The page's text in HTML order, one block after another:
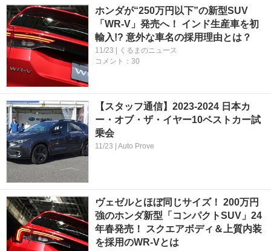
ホンダが“250万円以下”の新型SUV
「WR-V」発売へ！ インド生産車を初
輸入!? 意外な車名の採用理由とは？
11/23 | くるまのニュース
コメント：30
【スタッフ通信】2023-2024 日本カ
ー・オブ・ザ・イヤー10ベストカー試
乗会
11/23 | Auto Prove
ヴェゼルとほぼ同じサイズ！ 200万円
強のホンダ新型「コンパクトSUV」24
年春発売！ スクエアボディ＆上質内装
を採用のWR-Vとは